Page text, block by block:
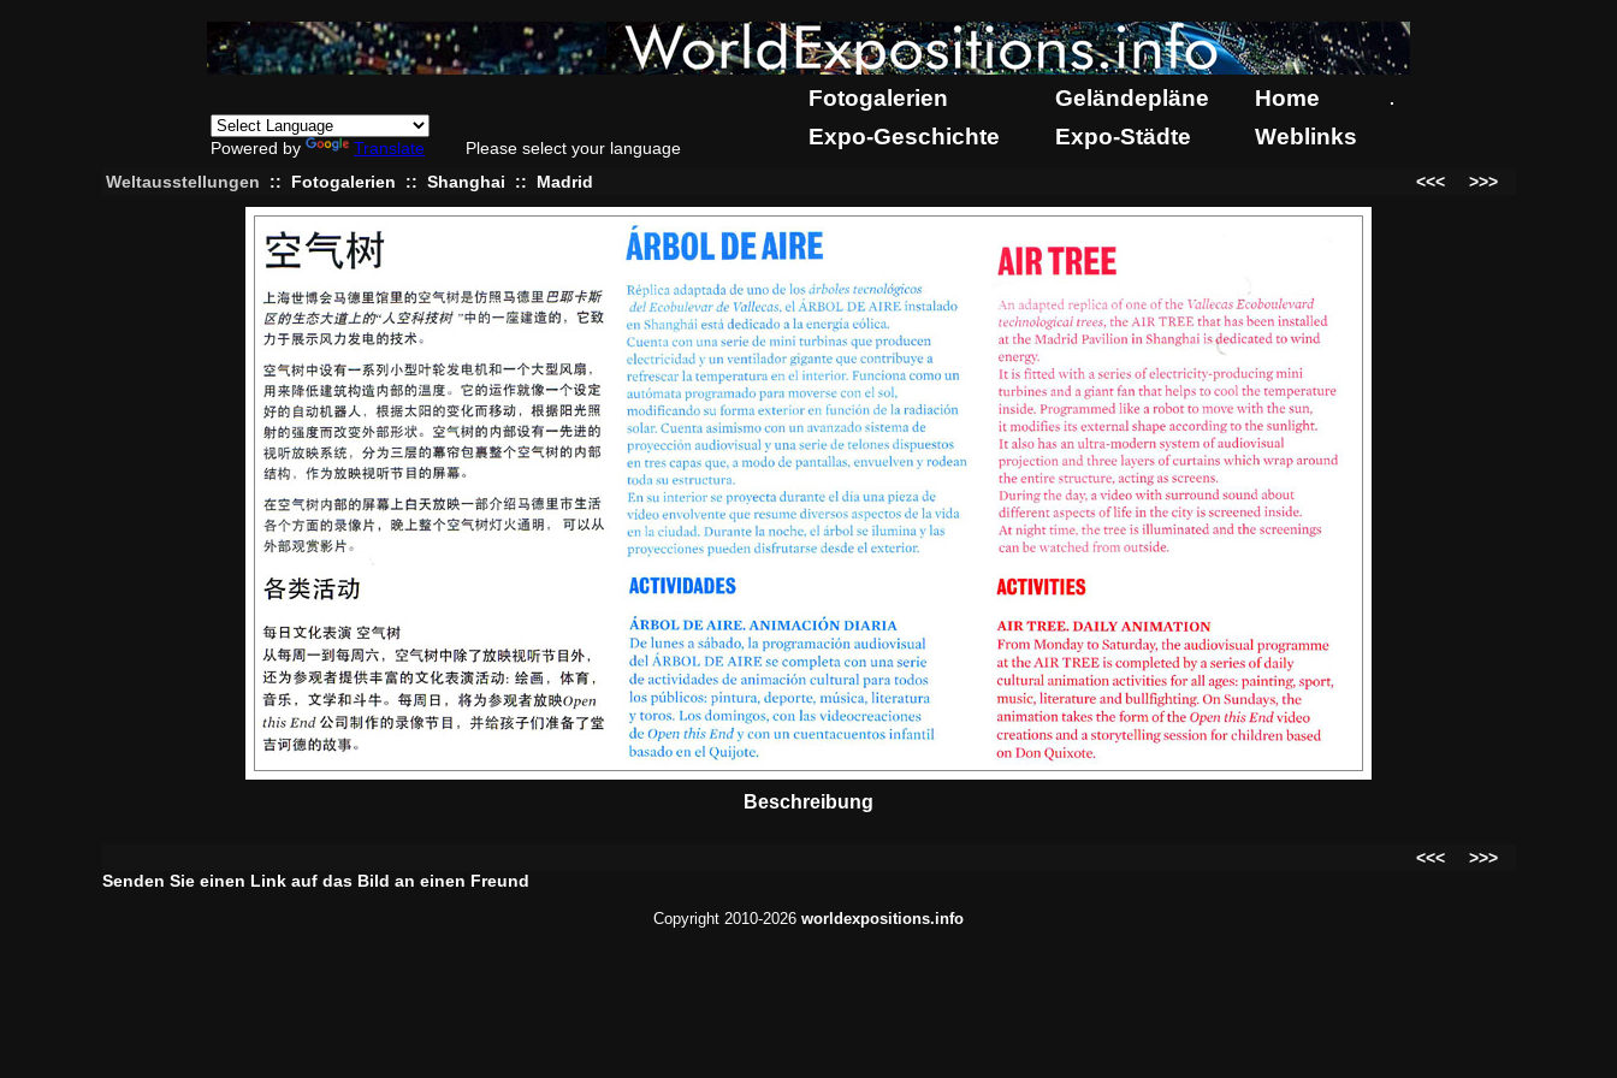
Powered by Translate Please select your language
Fotogalerien Geländepläne Home .
Expo-Geschichte Expo-Städte Weblinks
Weltausstellungen :: Fotogalerien :: Shanghai :: Madrid <<< >>>
Beschreibung
<<<
>>>
Senden Sie einen Link auf das Bild an einen Freund
Copyright 2010-2026 worldexpositions.info